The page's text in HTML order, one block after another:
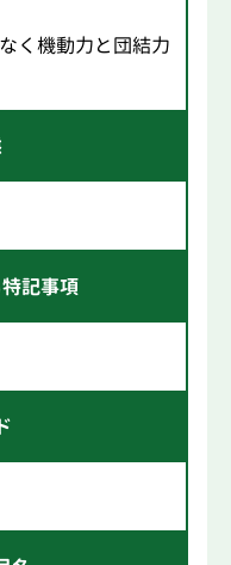
く機動力と団結力
記事項